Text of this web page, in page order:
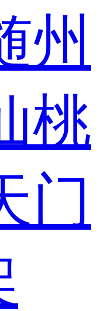
州
桃
门